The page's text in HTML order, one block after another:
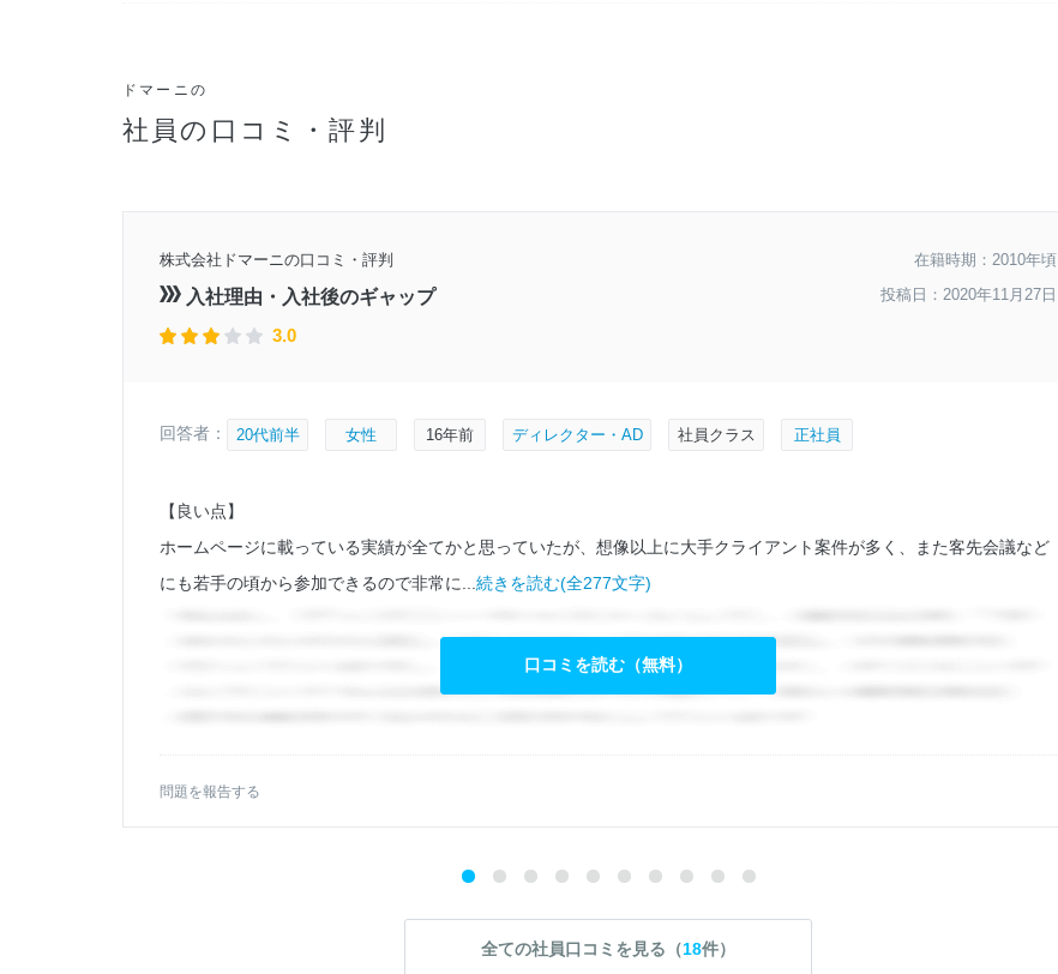
ドマーニの
社員の口コミ・評判
株式会社ドマーニの口コミ・評判
入社理由・入社後のギャップ
3.0
在籍時期：2010年頃
投稿日：2020年11月27日
回答者： 20代前半 女性 16年前 ディレクター・AD 社員クラス 正社員
【良い点】
ホームページに載っている実績が全てかと思っていたが、想像以上に大手クライアント案件が多く、また客先会議など
にも若手の頃から参加できるので非常に... 続きを読む(全277文字)
口コミを読む（無料）
問題を報告する
全ての社員口コミを見る（18件）